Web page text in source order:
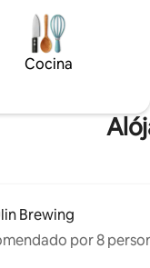
familiares cercanos,
o simplemente
tranquilo para descansar.
a poca distancia en auto
Cocina
Brewing
por 8